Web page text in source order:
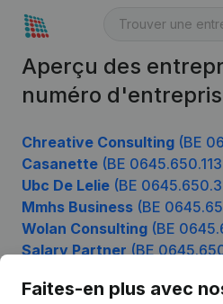
Aperçu des
numéro
Chreative Consulting (BE
Casanette (BE
Ubc De Lelie (BE
Mmhs Business (BE
Wolan Consulting (BE
Salary Partner(BE
Faites-en plus avec